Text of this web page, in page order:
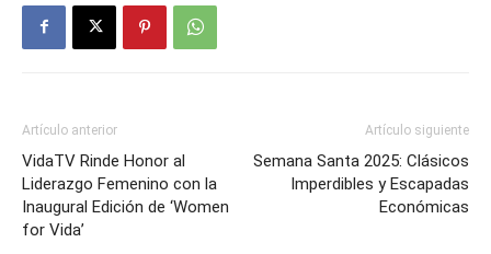
Artículo anterior
VidaTV Rinde Honor al
Liderazgo Femenino con la
Inaugural Edición de ‘Women
for Vida’
Artículo siguiente
Semana Santa 2025: Clásicos
Imperdibles y Escapadas
Económicas